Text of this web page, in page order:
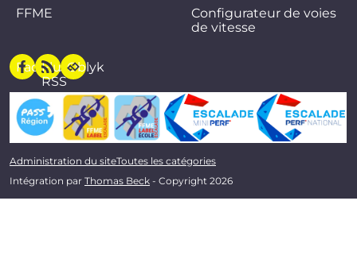
FFME
Configurateur de voies
de vitesse
Facebook
Flux
RSS
Oblyk
Administration du siteToutes les catégories
Intégration par Thomas Beck - Copyright 2026